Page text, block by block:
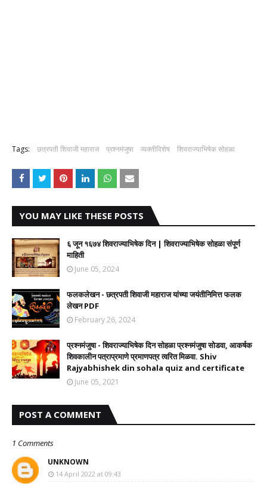
Tags: छत्रपती शिवाजी महाराज प्रश्नमंजुषा व्यक्तीविशेष शिवराज्याभिषेक सोहळा
YOU MAY LIKE THESE POSTS
६ जून १६७४ शिवराज्याभिषेक दिन | शिवराज्याभिषेक सोहळा संपूर्ण
माहिती
June 05, 2024
फलकलेखन - छत्रपती शिवाजी महाराज यांच्या जयंतीनिमित्त फलक
लेखन PDF
February 26, 2024
प्रश्नमंजुषा - शिवराज्याभिषेक दिन सोहळा प्रश्नमंजुषा सोडवा, आकर्षक
शिवकालीन पत्राप्रमाणे प्रमाणपत्र त्वरित मिळवा. Shiv
Rajyabhishek din sohala quiz and certificate
June 05, 2021
POST A COMMENT
1 Comments
UNKNOWN
14 April 2022 at 09:43